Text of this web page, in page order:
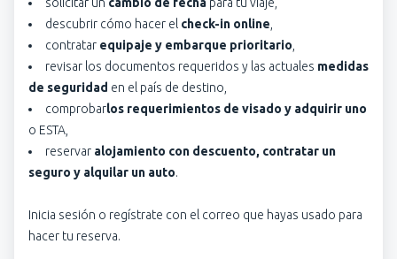
descubrir cómo hacer el check-in online
contratar equipaje y embarque prioritario
revisar los documentos requeridos y las actuales medidas
de seguridad en el país de destino,
comprobarlos requerimientos de visado y adquirir uno
o ESTA,
reservar alojamiento con descuento, contratar un
seguro y alquilar un auto.
Inicia sesión o regístrate con el correo que hayas usado para
hacer tu reserva.